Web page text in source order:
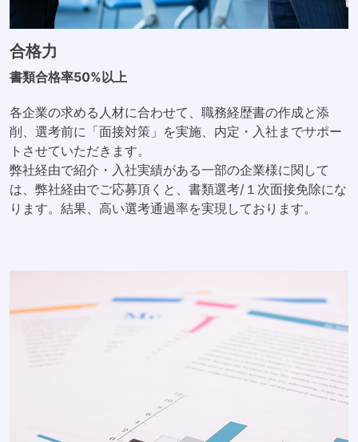
合格力
書類合格率50%以上
各企業の求める人材に合わせて、職務経歴書の作成と添
削、選考前に「面接対策」を実施、内定・入社までサポー
トさせていただきます。
弊社経由で紹介・入社実績がある一部の企業様に関して
は、弊社経由でご応募頂くと、書類選考/１次面接免除にな
ります。結果、高い選考通過率を実現しております。